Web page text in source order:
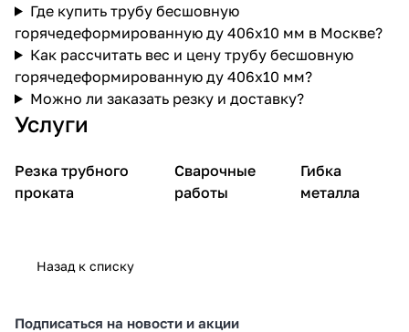
Где купить трубу бесшовную
горячедеформированную ду 406х10 мм в Москве?
Как рассчитать вес и цену трубу бесшовную
горячедеформированную ду 406х10 мм?
Можно ли заказать резку и доставку?
Услуги
Резка трубного
проката
Сварочные
работы
Гибка
металла
Назад к списку
Подписаться на новости и акции